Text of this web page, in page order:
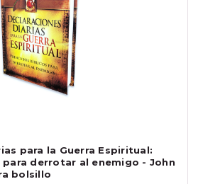
para la Guerra Espiritual:
derrotar al enemigo - John
bolsillo